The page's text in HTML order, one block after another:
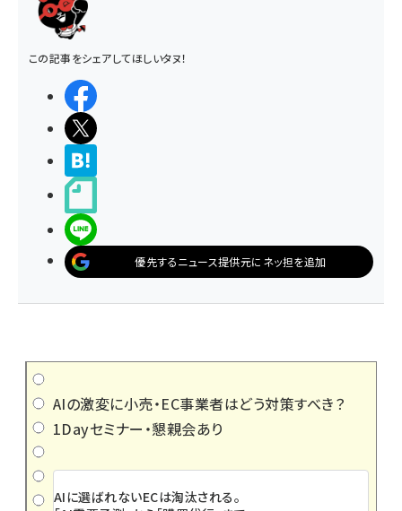
この記事をシェアしてほしいタヌ！
優先するニュース提供元にネッ担を追加
AIの激変に小売・EC事業者はどう対策すべき？
1Dayセミナー・懇親会あり
AIに選ばれないECは淘汰される。